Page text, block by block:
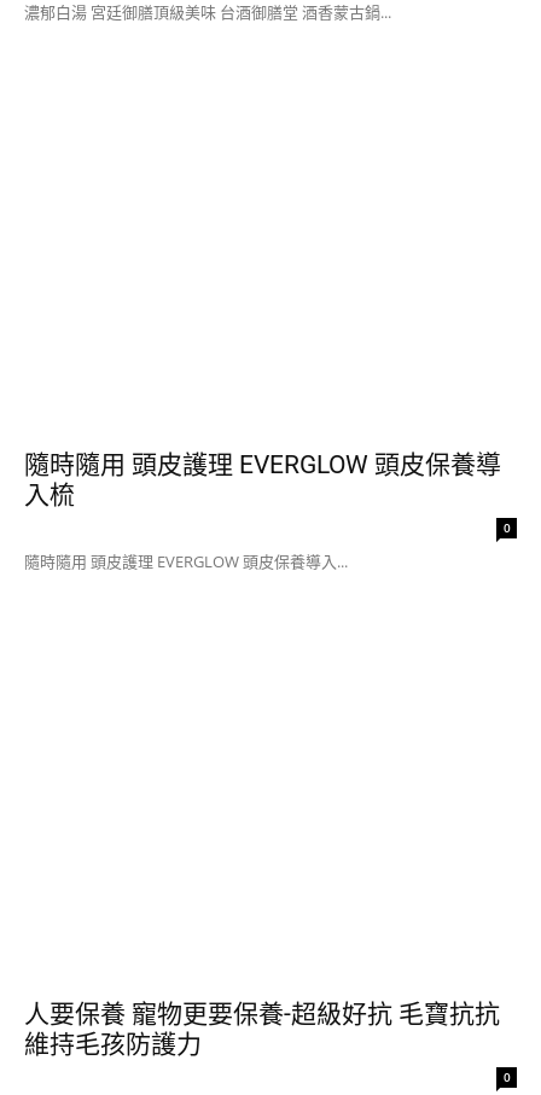
濃郁白湯 宮廷御膳頂級美味 台酒御膳堂 酒香蒙古鍋...
隨時隨用 頭皮護理 EVERGLOW 頭皮保養導
入梳
0
隨時隨用 頭皮護理 EVERGLOW 頭皮保養導入...
人要保養 寵物更要保養-超級好抗 毛寶抗抗
維持毛孩防護力
0